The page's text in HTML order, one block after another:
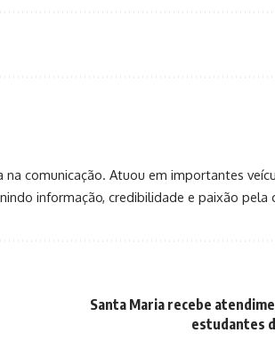
comunicação. Atuou em importantes
informação, credibilidade e paixão pela
Santa Maria recebe
estudantes